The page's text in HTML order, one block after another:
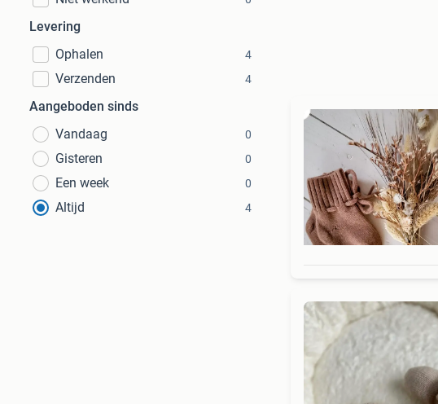
Levering
Ophalen
4
Verzenden 4
Aangeboden sinds
Vandaag
0
Gisteren 0
Een week 0
Altijd 4